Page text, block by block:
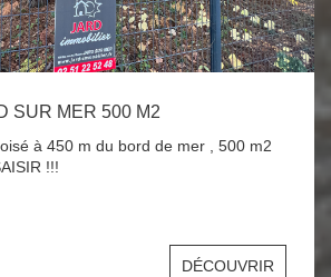
SUR MER 500 M2
à 450 m du bord de mer , 500 m2
!!!
DÉCOUVRIR